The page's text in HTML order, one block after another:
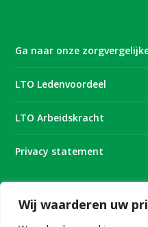
Wij waarderen uw
Ga naar onze
LTO Ledenvoordeel
LTO Arbeidskracht
Privacy statement